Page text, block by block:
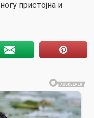
пристојна и